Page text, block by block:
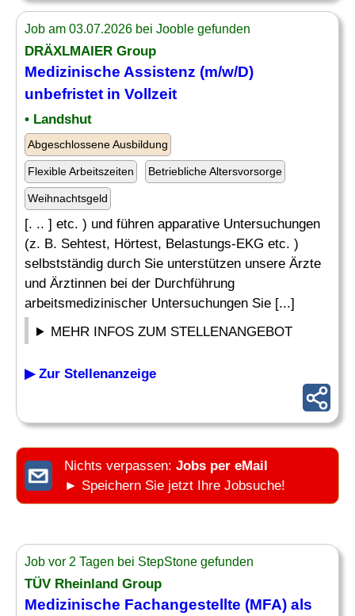
Job am 03.07.2026 bei Jooble gefunden
DRÄXLMAIER Group
Medizinische Assistenz (m/w/D)
unbefristet in Vollzeit
• Landshut
Abgeschlossene Ausbildung
Flexible Arbeitszeiten Betriebliche Altersvorsorge
Weihnachtsgeld
[. .. ] etc. ) und führen apparative Untersuchungen
(z. B. Sehtest, Hörtest, Belastungs-EKG etc. )
selbstständig durch Sie unterstützen unsere Ärzte
und Ärztinnen bei der Durchführung
arbeitsmedizinischer Untersuchungen Sie [...]
MEHR INFOS ZUM STELLENANGEBOT
▶ Zur Stellenanzeige
Nichts verpassen: Jobs per eMail
► Speichern Sie jetzt Ihre Jobsuche!
Job vor 2 Tagen bei StepStone gefunden
TÜV Rheinland Group
Medizinische Fachangestellte (MFA) als